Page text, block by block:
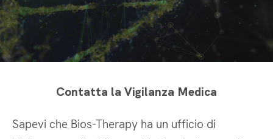
It
Contatta la Vigilanza Medica
Sapevi che Bios-Therapy ha un ufficio di